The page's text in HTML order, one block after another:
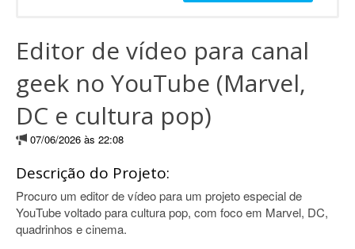
Editor de vídeo para canal
geek no YouTube (Marvel,
DC e cultura pop)
07/06/2026 às 22:08
Descrição do Projeto:
Procuro um editor de vídeo para um projeto especial de
YouTube voltado para cultura pop, com foco em Marvel, DC,
quadrinhos e cinema.